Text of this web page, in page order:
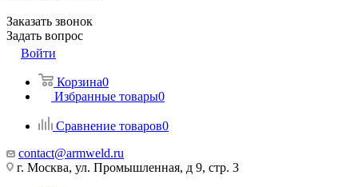
Заказать звонок
Задать вопрос
Войти
Корзина0
Избранные товары0
Сравнение товаров0
contact@armweld.ru
г. Москва, ул. Промышленная, д 9, стр. 3